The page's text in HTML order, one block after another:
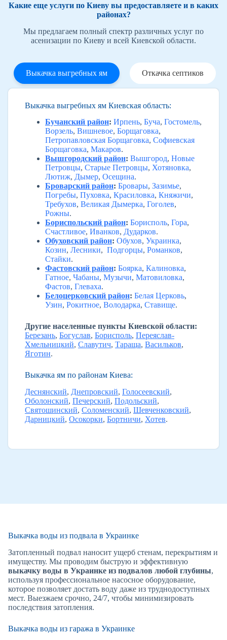
Какие еще услуги по Киеву вы предоставляете и в каких
районах?
Мы предлагаем полный спектр различных услуг по
асенизации по Киеву и всей Киевской области.
Выкачка выгребных ям Откачка септиков
Выкачка выгребных ям Киевская область:
Бучанский район: Ирпень, Буча, Гостомель,
Ворзель, Вишневое, Борщаговка,
Петропавловская Борщаговка, Софиевская
Борщаговка, Макаров.
Вышгородский район: Вышгород, Новые
Петровцы, Старые Петровцы, Хотяновка,
Лютиж, Дымер, Осещина.
Броварский район: Бровары, Зазимье,
Погребы, Пуховка, Красиловка, Княжичи,
Требухов, Великая Дымерка, Гоголев,
Рожны.
Бориспольский район: Борисполь, Гора,
Счастливое, Иванков, Дударков.
Обуховский район: Обухов, Украинка,
Козин, Лесники, Подгорцы, Романков,
Стайки.
Фастовский район: Боярка, Калиновка,
Гатное, Чабаны, Музычи, Матовиловка,
Фастов, Глеваха.
Белоцерковский район: Белая Церковь,
Узин, Рокитное, Володарка, Ставище.
Другие населенные пункты Киевской области:
Березань, Богуслав, Борисполь, Переяслав-
Хмельницкий, Славутич, Тараща, Васильков,
Яготин.
Выкачка ям по районам Киева:
Деснянский, Днепровский, Голосеевский,
Оболонский, Печерский, Подольский,
Святошинский, Соломенский, Шевченковский,
Дарницкий, Осокорки, Бортничи, Хотев.
Выкачка воды из подвала в Украинке
Затопленный подвал наносит ущерб стенам, перекрытиям и
имуществу. Мы проводим быструю и эффективную
выкачку воды в Украинке из подвалов любой глубины,
используя профессиональное насосное оборудование,
которое позволяет достать воду даже из труднодоступных
мест. Выезжаем срочно, 24/7, чтобы минимизировать
последствия затопления.
Выкачка воды из гаража в Украинке